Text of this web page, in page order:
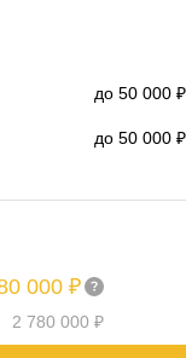
до 50 000 ₽
до 50 000 ₽
000 ₽
2 780 000 ₽